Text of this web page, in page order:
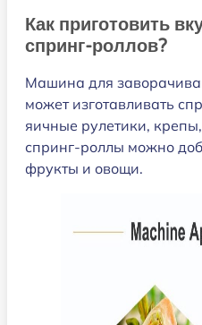
Как приготовить
спринг-роллов?
Машина для
может изготавливать
яичные рулетики, крепы,
спринг-роллы можно
фрукты и овощи.